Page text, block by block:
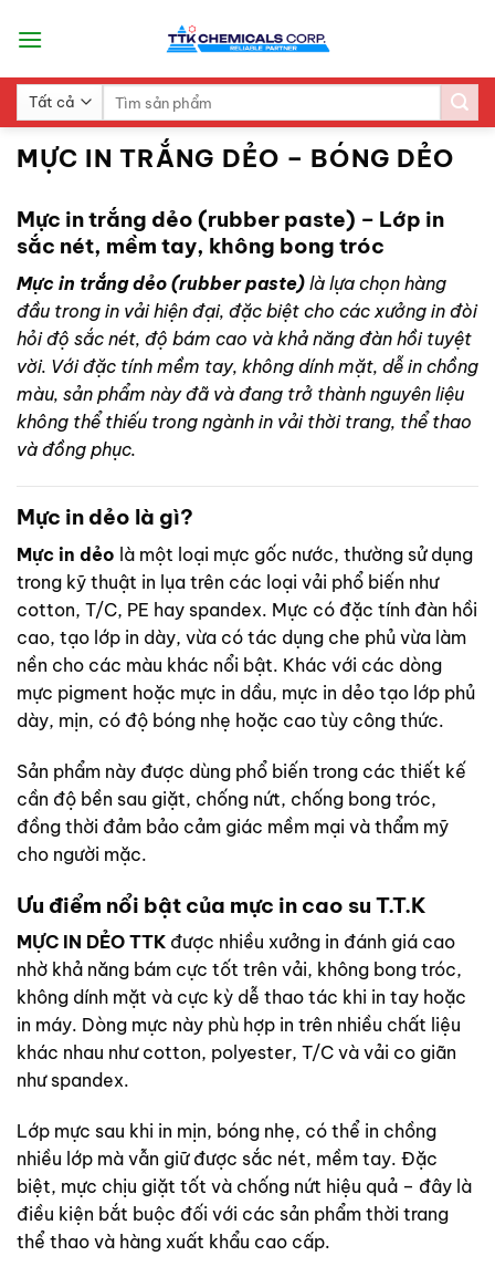
Search
MỰC IN TRẮNG DẺO – BÓNG DẺO
Mực in trắng dẻo (rubber paste) – Lớp in
sắc nét, mềm tay, không bong tróc
Mực in trắng dẻo (rubber paste) là lựa chọn hàng
đầu trong in vải hiện đại, đặc biệt cho các xưởng in đòi
hỏi độ sắc nét, độ bám cao và khả năng đàn hồi tuyệt
vời. Với đặc tính mềm tay, không dính mặt, dễ in chồng
màu, sản phẩm này đã và đang trở thành nguyên liệu
không thể thiếu trong ngành in vải thời trang, thể thao
và đồng phục.
Mực in dẻo là gì?
Mực in dẻo là một loại mực gốc nước, thường sử dụng
trong kỹ thuật in lụa trên các loại vải phổ biến như
cotton, T/C, PE hay spandex. Mực có đặc tính đàn hồi
cao, tạo lớp in dày, vừa có tác dụng che phủ vừa làm
nền cho các màu khác nổi bật. Khác với các dòng
mực pigment hoặc mực in dầu, mực in dẻo tạo lớp phủ
dày, mịn, có độ bóng nhẹ hoặc cao tùy công thức.
Sản phẩm này được dùng phổ biến trong các thiết kế
cần độ bền sau giặt, chống nứt, chống bong tróc,
đồng thời đảm bảo cảm giác mềm mại và thẩm mỹ
cho người mặc.
Ưu điểm nổi bật của mực in cao su T.T.K
MỰC IN DẺO TTK được nhiều xưởng in đánh giá cao
nhờ khả năng bám cực tốt trên vải, không bong tróc,
không dính mặt và cực kỳ dễ thao tác khi in tay hoặc
in máy. Dòng mực này phù hợp in trên nhiều chất liệu
khác nhau như cotton, polyester, T/C và vải co giãn
như spandex.
Lớp mực sau khi in mịn, bóng nhẹ, có thể in chồng
nhiều lớp mà vẫn giữ được sắc nét, mềm tay. Đặc
biệt, mực chịu giặt tốt và chống nứt hiệu quả – đây là
điều kiện bắt buộc đối với các sản phẩm thời trang
thể thao và hàng xuất khẩu cao cấp.